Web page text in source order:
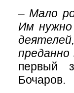
– Мало
Им
первый
Бочаров.